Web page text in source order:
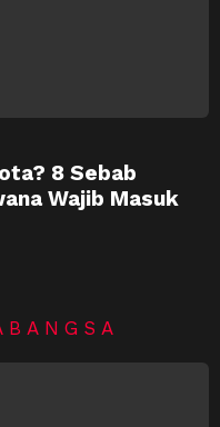
8 Sebab
Wajib Masuk